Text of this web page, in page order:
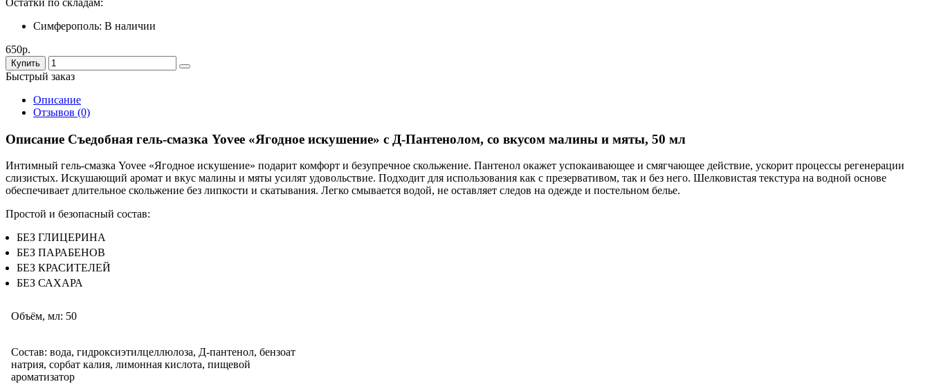
Симферополь: В наличии
650р.
Купить
Быстрый заказ
Описание
Отзывов (0)
Описание Съедобная гель-смазка Yovee «Ягодное искушение» с Д-Пантенолом, со вкусом малины и мяты, 50 мл
Интимный гель-смазка Yovee «Ягодное искушение» подарит комфорт и безупречное скольжение. Пантенол окажет успокаивающее и смягчающее действие, ускорит процессы регенерации
слизистых. Искушающий аромат и вкус малины и мяты усилят удовольствие. Подходит для использования как с презервативом, так и без него. Шелковистая текстура на водной основе
обеспечивает длительное скольжение без липкости и скатывания. Легко смывается водой, не оставляет следов на одежде и постельном белье.
Простой и безопасный состав:
БЕЗ ГЛИЦЕРИНА
БЕЗ ПАРАБЕНОВ
БЕЗ КРАСИТЕЛЕЙ
БЕЗ САХАРА
Объём, мл: 50
Состав: вода, гидроксиэтилцеллюлоза, Д-пантенол, бензоат
натрия, сорбат калия, лимонная кислота, пищевой
ароматизатор